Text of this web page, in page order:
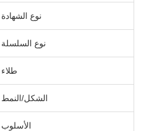
نوع الشهادة
نوع السلسلة
طلاء
الشكل/النمط
الأسلوب